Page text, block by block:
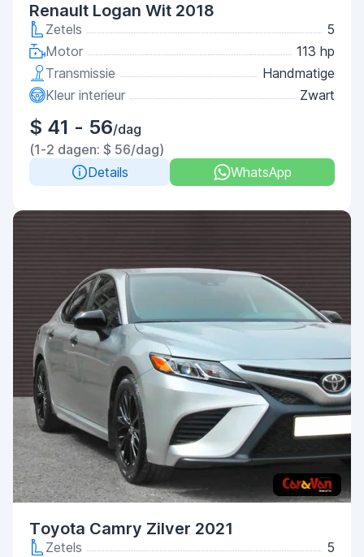
Renault Logan Wit 2018
Zetels
5
Motor
113 hp
Transmissie
Handmatige
Kleur interieur
Zwart
$ 41 - 56/dag
(1-2 dagen: $ 56/dag)
Details
WhatsApp
Toyota Camry Zilver 2021
Zetels
5